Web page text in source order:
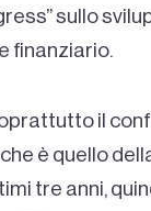
sullo
finanziario.
il
è quello
tre anni,